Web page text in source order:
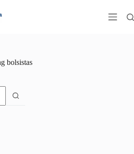
ferramentas
bolsistas